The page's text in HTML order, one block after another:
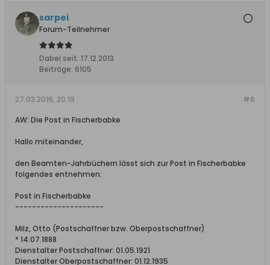
sarpei
Forum-Teilnehmer
Dabei seit: 17.12.2013
Beiträge: 6105
#6
27.03.2016, 20:19
AW: Die Post in Fischerbabke
Hallo miteinander,
den Beamten-Jahrbüchern lässt sich zur Post in Fischerbabke
folgendes entnehmen:
Post in Fischerbabke
---------------------
Milz, Otto (Postschaffner bzw. Oberpostschaffner)
* 14.07.1888
Dienstalter Postschaffner: 01.05.1921
Dienstalter Oberpostschaffner: 01.12.1935